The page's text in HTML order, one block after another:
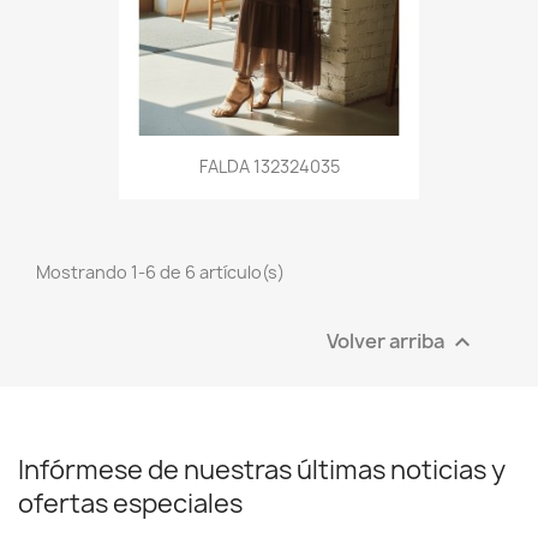
FALDA 132324035
Mostrando 1-6 de 6 artículo(s)
Volver arriba 
Infórmese de nuestras últimas noticias y
ofertas especiales